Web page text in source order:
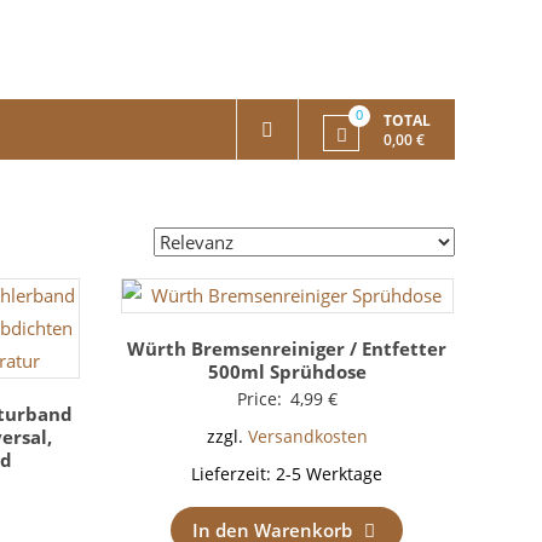
0
TOTAL
0,00 €
Würth Bremsenreiniger / Entfetter
500ml Sprühdose
Price: 4,99 €
zzgl. Versandkosten
Lieferzeit:2-5 Werktage
In den Warenkorb